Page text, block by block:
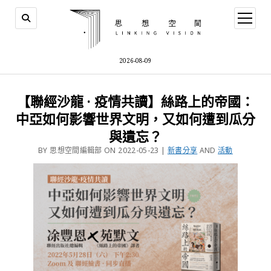
2026-08-09
【聯經沙龍 · 疫情共讀】絲路上的帝國：
中亞如何影響世界文明，又如何遭到瓜分
與遺忘？
BY 思想空間編輯部 ON 2022-05-23 | 新書分享 AND活動